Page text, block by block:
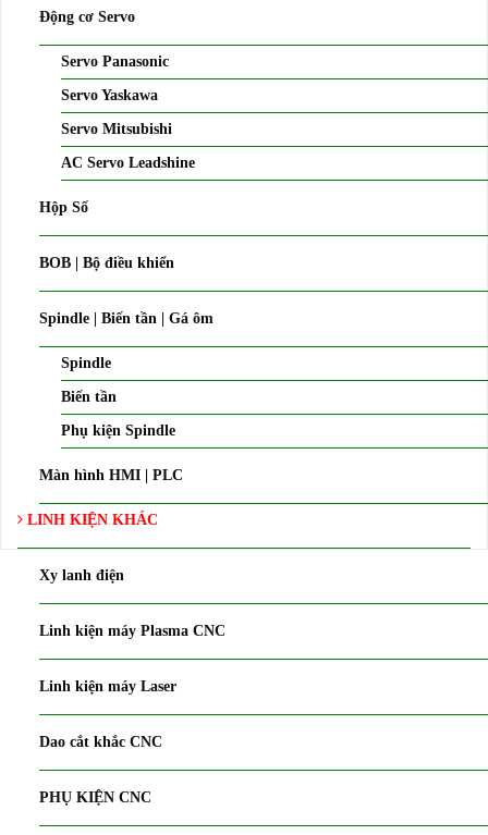
Động cơ Servo
Servo Panasonic
Servo Yaskawa
Servo Mitsubishi
AC Servo Leadshine
Hộp Số
BOB | Bộ điều khiển
Spindle | Biến tần | Gá ôm
Spindle
Biến tần
Phụ kiện Spindle
Màn hình HMI | PLC
LINH KIỆN KHÁC
Xy lanh điện
Linh kiện máy Plasma CNC
Linh kiện máy Laser
Dao cắt khắc CNC
PHỤ KIỆN CNC